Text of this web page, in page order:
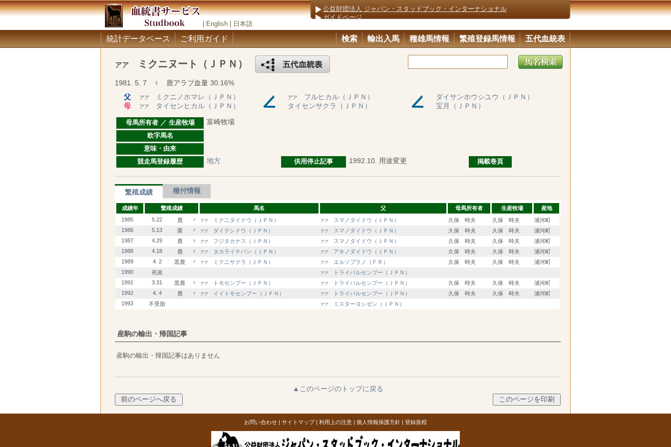
English 日本語
公益財団法人 ジャパン・スタッドブック・インターナショナル
ガイドページ
統計データベース ご利用ガイド 検索 輸出入馬 種雄馬情報 繁殖登録馬情報 五代血統表
アア ミクニヌート（ＪＰＮ）
1981. 5. 7 ♀ 鹿アラブ血量 30.16%
父
アア ミクニノホマレ（ＪＰＮ） アア フルヒカル（ＪＰＮ）
ダイサンホウシユウ（ＪＰＮ）
母
アア タイセンヒカル（ＪＰＮ） タイセンサクラ（ＪＰＮ） 宝月（ＪＰＮ）
母馬所有者 ／ 生産牧場 富崎牧場
欧字馬名
意味・由来
競走馬登録履歴
地方 供用停止記事 1992.10. 用途変更 掲載巻頁
繁殖成績 種付情報
成績年 繫殖成績 馬名 父 母馬所有者 生産牧場
産地
1985
5.22 鹿 ♂ アア ミクニダイドウ（ＪＰＮ） アア スマノダイドウ（ＪＰＮ） 久保 時夫 久保 時夫
浦河町
1986
5.13 栗 ♂ アア ダイテンドウ（ＪＰＮ） アア スマノダイドウ（ＪＰＮ） 久保 時夫 久保 時夫
浦河町
1987
4.29 鹿 ♀ アア フジタカナス（ＪＰＮ） アア スマノダイドウ（ＪＰＮ） 久保 時夫 久保 時夫
浦河町
1988
4.18 鹿 ♀ アア タカライチバン（ＪＰＮ） アア アキノダイドウ（ＪＰＮ） 久保 時夫 久保 時夫
浦河町
1989
4. 2 黒鹿 ♂ アア ミクニサクラ（ＪＰＮ） アア エルソプラノ（ＦＲ） 久保 時夫 久保 時夫
浦河町
1990
死産 アア
トライバルセンプー（ＪＰＮ）
1991
3.31 黒鹿 ♀ アア トモセンプー（ＪＰＮ） アア トライバルセンプー（ＪＰＮ） 久保 時夫 久保 時夫
浦河町
1992
4. 4 鹿 ♀ アア イイトモセンプー（ＪＰＮ） アア トライバルセンプー（ＪＰＮ） 久保 時夫 久保 時夫
浦河町
1993
不受胎 アア ミスターヨシゼン（ＪＰＮ）
産駒の輸出・帰国記事
産駒の輸出・帰国記事はありません
▲このページのトップに戻る
お問い合わせ | サイトマップ| 利用上の注意 | 個人情報保護方針 | 登録規程